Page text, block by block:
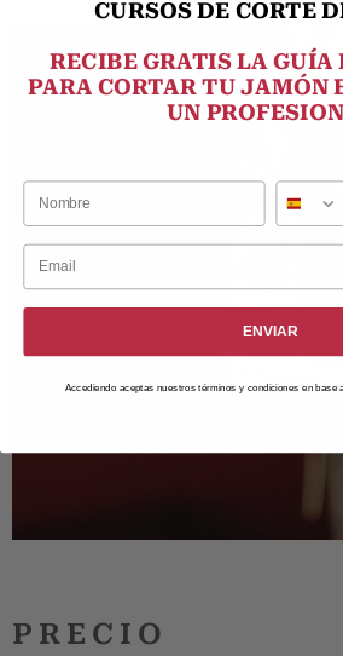
gustativa más directa.
PRECIO
CURSOS DE CORTE
RECIBE GRATIS LA GUÍA
PARA CORTAR TU JAMÓN
UN
ENVIAR
Accediendo aceptas nuestros términos y condiciones en base